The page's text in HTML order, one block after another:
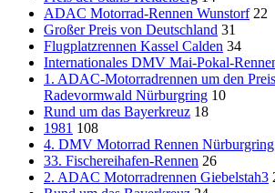
ADAC Motorrad-Rennen Wunstorf 22
Großer Preis von Deutschland 31
Flugplatzrennen Kassel Calden 34
Internationales DMV Mai-Pokal-
1. ADAC-Motorradrennen um den
Radevormwald Nürburgring 10
Rund um das Bayerkreuz 18
1981 108
4. DMV Motorrad Rennen Nürburgring
33. Fischereihafen-Rennen 26
2. ADAC Motorradrennen Giebelstah3